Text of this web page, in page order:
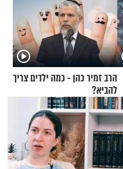
הרב זמיר כהן - כמה ילדים צריך
להביא?